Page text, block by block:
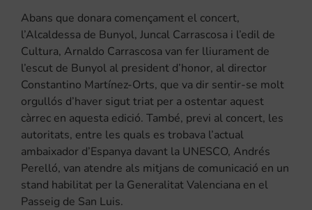
Abans que donara començament el concert,
l’Alcaldessa de Bunyol, Juncal Carrascosa i l’edil de
Cultura, Arnaldo Carrascosa van fer lliurament de
l’escut de Bunyol al president d’honor, al director
Constantino Martínez-Orts, que va dir sentir-se molt
orgullós d’haver sigut triat per a ostentar aquest
càrrec en aquesta edició. També, previ al concert, les
autoritats, entre les quals es trobava l’actual
ambaixador d’Espanya davant la UNESCO, Andrés
Perelló, van atendre als mitjans de comunicació en un
stand habilitat per la Generalitat Valenciana en el
Passeig de San Luis.